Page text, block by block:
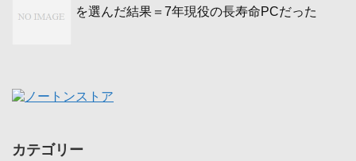
を選んだ結果＝7年現役の長寿命PCだった
カテゴリー